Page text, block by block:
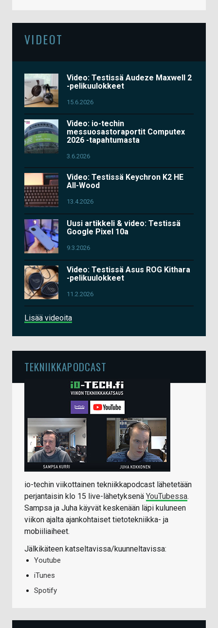
VIDEOT
Video: Testissä Audeze Maxwell 2
-pelikuulokkeet
15.6.2026
Video: io-techin
messuosastoraportit Computex
2026 -tapahtumasta
3.6.2026
Video: Testissä Keychron K2 HE
All-Wood
13.4.2026
Uusi artikkeli & video: Testissä
Google Pixel 10a
9.3.2026
Video: Testissä Asus ROG Kithara
-pelikuulokkeet
11.2.2026
Lisää videoita
TEKNIIKKAPODCAST
io-techin viikottainen tekniikkapodcast lähetetään
perjantaisin klo 15 live-lähetyksenä YouTubessa.
Sampsa ja Juha käyvät keskenään läpi kuluneen
viikon ajalta ajankohtaiset tietotekniikka- ja
mobiiliaiheet.
Jälkikäteen katseltavissa/kuunneltavissa:
Youtube
iTunes
Spotify